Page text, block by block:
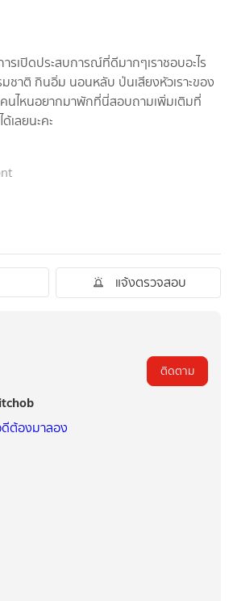
รเปิดประสบการณ์ที่ดีมากๆเราชอบอะไร
ชาติ กินอิ่ม นอนหลับ ป่นเสียงหัวเราะของ
นไหนอยากมาพักที่นี่สอบถามเพิ่มเติมที่
เลยนะคะ
แจ้งตรวจสอบ
ติดตาม